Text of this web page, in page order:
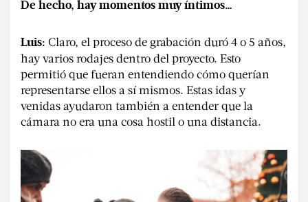
De hecho, hay momentos muy íntimos…
Luis: Claro, el proceso de grabación duró 4 o 5 años,
hay varios rodajes dentro del proyecto. Esto
permitió que fueran entendiendo cómo querían
representarse ellos a sí mismos. Estas idas y
venidas ayudaron también a entender que la
cámara no era una cosa hostil o una distancia.